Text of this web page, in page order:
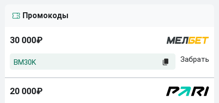
Промокоды
30 000₽
BM30K
20 000₽